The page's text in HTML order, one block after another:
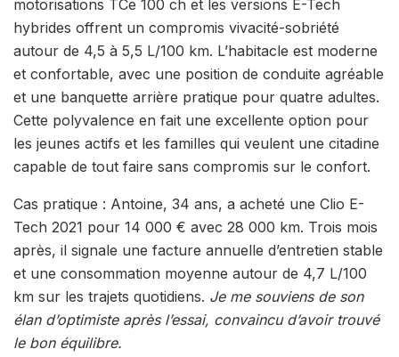
motorisations TCe 100 ch et les versions E-Tech
hybrides offrent un compromis vivacité-sobriété
autour de 4,5 à 5,5 L/100 km. L’habitacle est moderne
et confortable, avec une position de conduite agréable
et une banquette arrière pratique pour quatre adultes.
Cette polyvalence en fait une excellente option pour
les jeunes actifs et les familles qui veulent une citadine
capable de tout faire sans compromis sur le confort.
Cas pratique : Antoine, 34 ans, a acheté une Clio E-
Tech 2021 pour 14 000 € avec 28 000 km. Trois mois
après, il signale une facture annuelle d’entretien stable
et une consommation moyenne autour de 4,7 L/100
km sur les trajets quotidiens. Je me souviens de son
élan d’optimiste après l’essai, convaincu d’avoir trouvé
le bon équilibre.